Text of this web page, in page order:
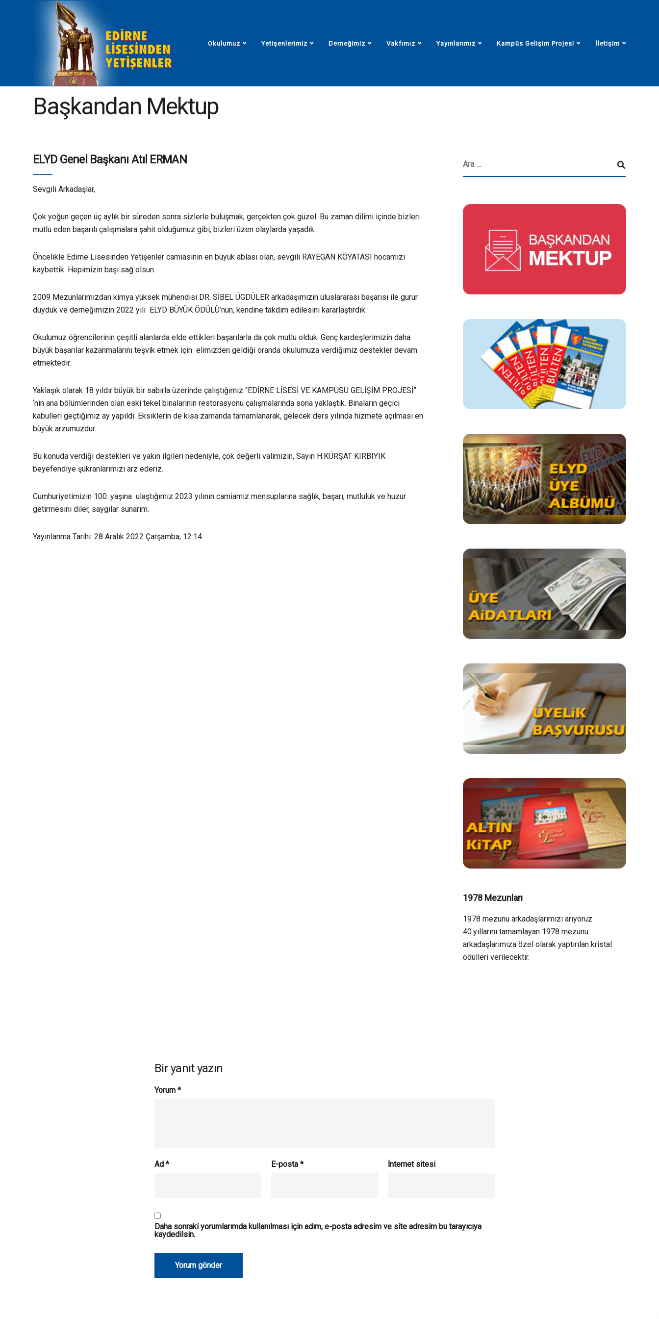
Okulumuz Yetişenlerimiz Derneğimiz Vakfımız Yayınlarımız Kampüs Gelişim Projesi İletişim
ELYD - Edirne Lisesinden Yetişenler
Başkandan Mektup
ELYD Genel Başkanı Atıl ERMAN
Sevgili Arkadaşlar,
Çok yoğun geçen üç aylık bir süreden sonra sizlerle buluşmak, gerçekten çok güzel. Bu zaman dilimi içinde bizleri
mutlu eden başarılı çalışmalara şahit olduğumuz gibi, bizleri üzen olaylarda yaşadık.
Öncelikle Edirne Lisesinden Yetişenler camiasının en büyük ablası olan, sevgili RAYEGAN KÖYATASI hocamızı
kaybettik. Hepimizin başı sağ olsun.
2009 Mezunlarımızdan kimya yüksek mühendisi DR. SİBEL ÜGDÜLER arkadaşımızın uluslararası başarısı ile gurur
duyduk ve derneğimizin 2022 yılı ELYD BÜYÜK ÖDÜLÜ’nün, kendine takdim edilesini kararlaştırdık.
Okulumuz öğrencilerinin çeşitli alanlarda elde ettikleri başarılarla da çok mutlu olduk. Genç kardeşlerimizin daha
büyük başarılar kazanmalarını teşvik etmek için elimizden geldiği oranda okulumuza verdiğimiz destekler devam
etmektedir.
Yaklaşık olarak 18 yıldır büyük bir sabırla üzerinde çalıştığımız “EDİRNE LİSESİ VE KAMPÜSÜ GELİŞİM PROJESİ”
‘nin ana bölümlerinden olan eski tekel binalarının restorasyonu çalışmalarında sona yaklaştık. Binaların geçici
kabulleri geçtiğimiz ay yapıldı. Eksiklerin de kısa zamanda tamamlanarak, gelecek ders yılında hizmete açılması en
büyük arzumuzdur.
Bu konuda verdiği destekleri ve yakın ilgileri nedeniyle, çok değerli valimizin, Sayın H.KÜRŞAT KIRBIYIK
beyefendiye şükranlarımızı arz ederiz.
Cumhuriyetimizin 100. yaşına ulaştığımız 2023 yılının camiamız mensuplarına sağlık, başarı, mutluluk ve huzur
getirmesini diler, saygılar sunarım.
Yayınlanma Tarihi: 28 Aralık 2022 Çarşamba, 12:14
1978 Mezunları
1978 mezunu arkadaşlarımızı arıyoruz
40.yıllarını tamamlayan 1978 mezunu
arkadaşlarımıza özel olarak yaptırılan kristal
ödülleri verilecektir.
Bir yanıt yazın
Yorum *
Ad * E-posta * İnternet sitesi
Daha sonraki yorumlarımda kullanılması için adım, e-posta adresim ve site adresim bu tarayıcıya
kaydedilsin.